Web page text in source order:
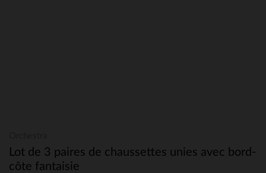
Lot de 3 paires de chaussettes unies avec bord-
côte fantaisie